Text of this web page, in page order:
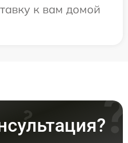
к вам домой